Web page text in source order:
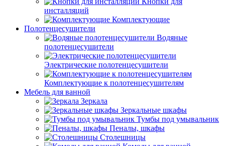
инсталляций
Комплектующие
Полотенцесушители
Водяные
полотенцесушители
Электрические полотенцесушители
Комплектующие к полотенцесушителям
Мебель для ванной
Зеркала
Зеркальные шкафы
Тумбы под умывальник
Пеналы, шкафы
Столешницы